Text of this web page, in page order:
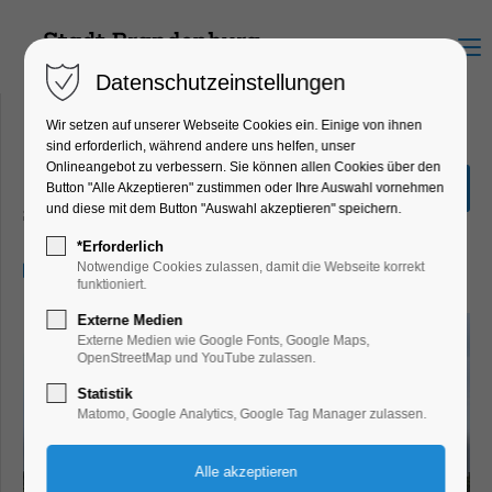
Menu
"Mühlenfahrt" 1,5 Std.
Schiffrundfahrt
11.06.2026, 11:30–13:00
Datenschutzeinstellungen
Wir setzen auf unserer Webseite Cookies ein. Einige von ihnen
sind erforderlich, während andere uns helfen, unser
Onlineangebot zu verbessern. Sie können allen Cookies über den
Button "Alle Akzeptieren" zustimmen oder Ihre Auswahl vornehmen
und diese mit dem Button "Auswahl akzeptieren" speichern.
*Erforderlich
Notwendige Cookies zulassen, damit die Webseite korrekt
funktioniert.
Externe Medien
Externe Medien wie Google Fonts, Google Maps,
OpenStreetMap und YouTube zulassen.
Statistik
Matomo, Google Analytics, Google Tag Manager zulassen.